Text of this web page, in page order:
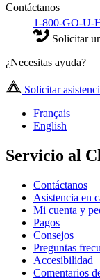
Contáctanos
1-800-GO-U-
Solicitar
¿Necesitas ayuda?
Solicitar
Français
English
Servicio al
Contáctanos
Asistencia en
Mi cuenta y
Pagos
Consejos
Preguntas
Accesibilidad
Comentarios